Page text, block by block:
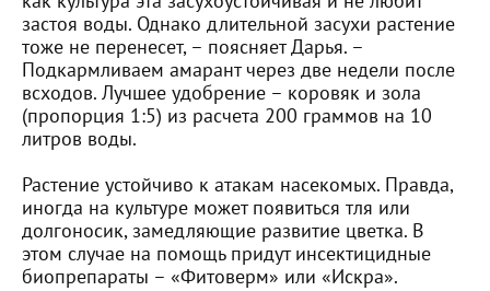
застоя воды. Однако длительной засухи растение
тоже не перенесет, – поясняет Дарья. –
Подкармливаем амарант через две недели после
всходов. Лучшее удобрение – коровяк и зола
(пропорция 1:5) из расчета 200 граммов на 10
литров воды.
Растение устойчиво к атакам насекомых. Правда,
иногда на культуре может появиться тля или
долгоносик, замедляющие развитие цветка. В
этом случае на помощь придут инсектицидные
биопрепараты – «Фитоверм» или «Искра».